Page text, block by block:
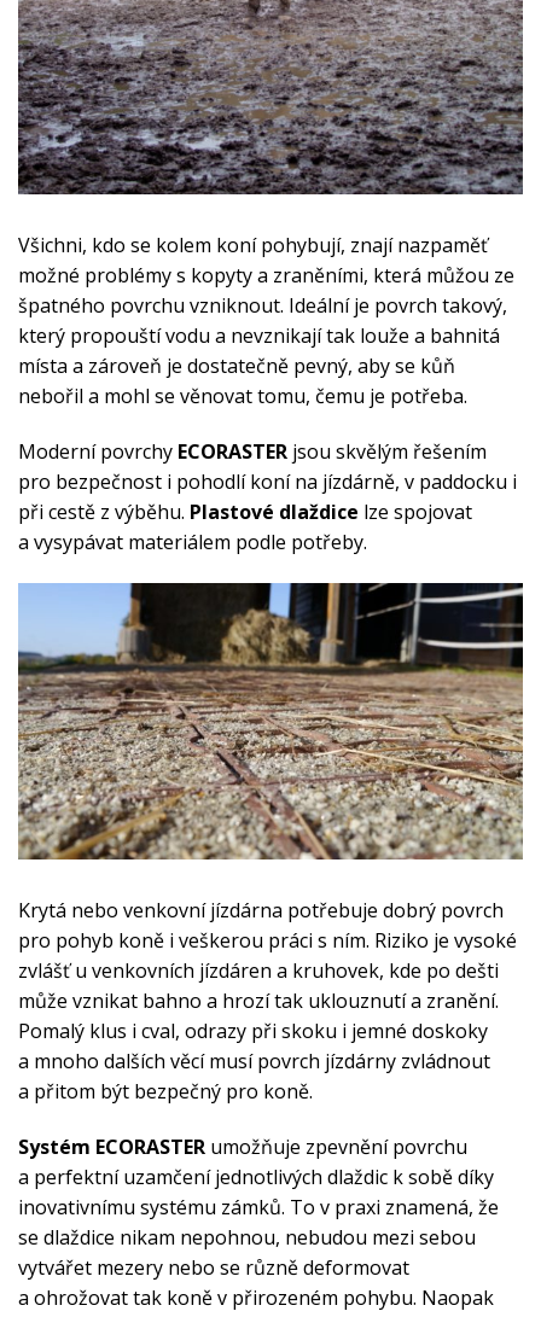
Všichni, kdo se kolem koní pohybují, znají nazpaměť
možné problémy s kopyty a zraněními, která můžou ze
špatného povrchu vzniknout. Ideální je povrch takový,
který propouští vodu a nevznikají tak louže a bahnitá
místa a zároveň je dostatečně pevný, aby se kůň
nebořil a mohl se věnovat tomu, čemu je potřeba.
Moderní povrchy ECORASTER jsou skvělým řešením
pro bezpečnost i pohodlí koní na jízdárně, v paddocku i
při cestě z výběhu. Plastové dlaždice lze spojovat
a vysypávat materiálem podle potřeby.
Krytá nebo venkovní jízdárna potřebuje dobrý povrch
pro pohyb koně i veškerou práci s ním. Riziko je vysoké
zvlášť u venkovních jízdáren a kruhovek, kde po dešti
může vznikat bahno a hrozí tak uklouznutí a zranění.
Pomalý klus i cval, odrazy při skoku i jemné doskoky
a mnoho dalších věcí musí povrch jízdárny zvládnout
a přitom být bezpečný pro koně.
Systém ECORASTER umožňuje zpevnění povrchu
a perfektní uzamčení jednotlivých dlaždic k sobě díky
inovativnímu systému zámků. To v praxi znamená, že
se dlaždice nikam nepohnou, nebudou mezi sebou
vytvářet mezery nebo se různě deformovat
a ohrožovat tak koně v přirozeném pohybu. Naopak